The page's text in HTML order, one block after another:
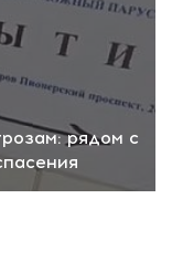
рядом с